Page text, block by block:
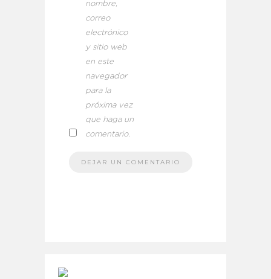
nombre,
correo
electrónico
y sitio web
en este
navegador
para la
próxima vez
que haga un
comentario.